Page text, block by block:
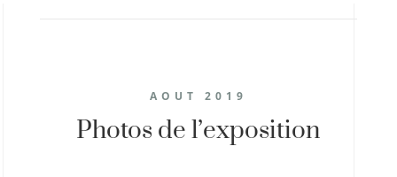
AOUT 2019
Photos de l’exposition